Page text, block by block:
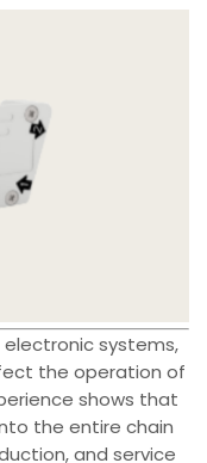
systems,
the operation of
shows that
the entire chain
and service